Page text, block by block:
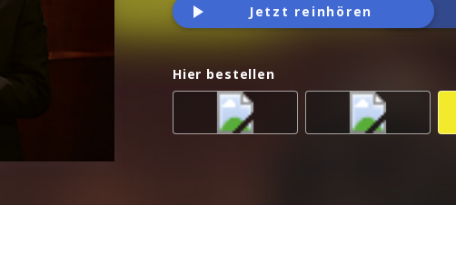
Jetzt reinhören
Hier bestellen